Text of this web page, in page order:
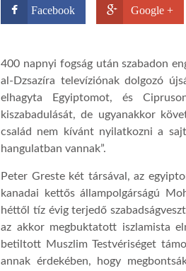
Facebook Google +
400 napnyi fogság után szabadon
al-Dzsazíra televíziónak dolgozó
elhagyta Egyiptomot, és
kiszabadulását, de ugyanakkor
család nem kívánt nyilatkozni a
hangulatban vannak”.
Peter Greste két társával, az
kanadai kettős állampolgárságú
héttől tíz évig terjedő
az akkor megbuktatott iszlamista
betiltott Muszlim Testvériséget
annak érdekében, hogy